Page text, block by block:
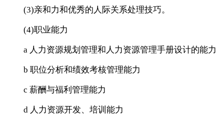
(3)亲和力和优秀的人际关系处理技巧。
(4)职业能力
a 人力资源规划管理和人力资源管理手册设计的能力
b 职位分析和绩效考核管理能力
c 薪酬与福利管理能力
d 人力资源开发、培训能力